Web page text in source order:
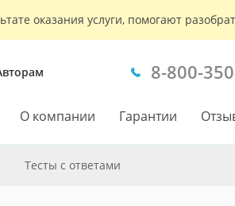
оказания услуги, помогают
8-800-
О компании Гарантии
Тесты с ответами